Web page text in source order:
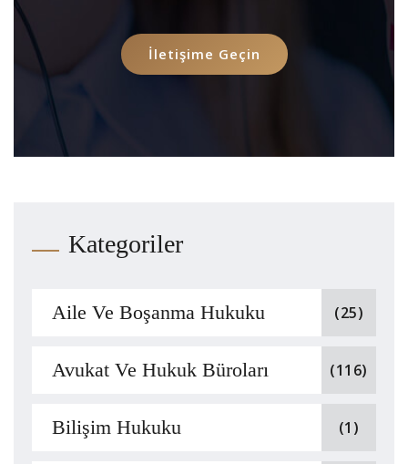
İletişime Geçin
Kategoriler
Aile Ve Boşanma Hukuku (25)
Avukat Ve Hukuk Büroları (116)
Bilişim Hukuku (1)